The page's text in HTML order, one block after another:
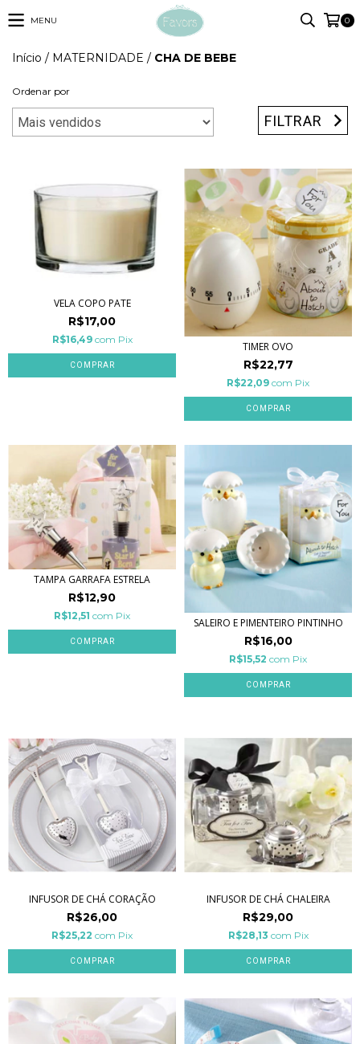
MENU 0
Início / MATERNIDADE / CHA DE BEBE
Ordenar por
FILTRAR
VELA COPO PATE
R$17,00
R$16,49 com Pix
COMPRAR
TIMER OVO
R$22,77
R$22,09 com Pix
TAMPA GARRAFA ESTRELA
R$12,90
R$12,51 com Pix
SALEIRO E PIMENTEIRO PINTINHO
R$16,00
R$15,52 com Pix
INFUSOR DE CHÁ CORAÇÃO
R$26,00
R$25,22 com Pix
INFUSOR DE CHÁ CHALEIRA
R$29,00
R$28,13 com Pix